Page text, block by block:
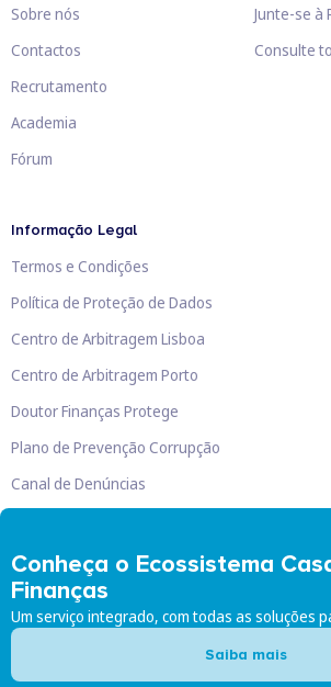
Conheça o Ecossistema
Finanças
Um serviço integrado, com todas as soluções
Saiba mais
Sobre nós
Contactos
Recrutamento
Academia
Fórum
Junte-se à
Consulte
Informação Legal
Termos e Condições
Política de Proteção de Dados
Centro de Arbitragem Lisboa
Centro de Arbitragem Porto
Doutor Finanças Protege
Plano de Prevenção Corrupção
Canal de Denúncias
Doutor Finanças, Lda